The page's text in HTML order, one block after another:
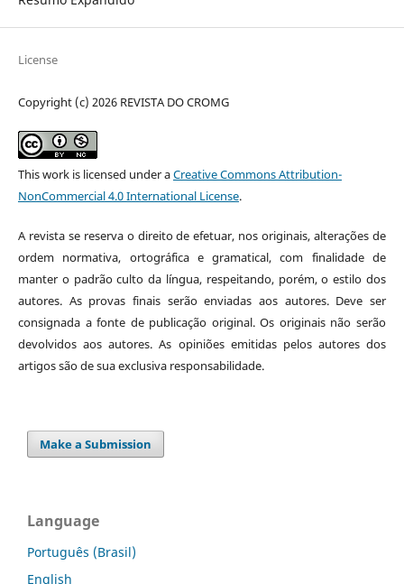
License
Copyright (c) 2026 REVISTA DO CROMG
This work is licensed under aCreative Commons Attribution-
NonCommercial 4.0 International License.
A revista se reserva o direito de efetuar, nos originais, alterações de
ordem normativa, ortográfica e gramatical, com finalidade de
manter o padrão culto da língua, respeitando, porém, o estilo dos
autores. As provas finais serão enviadas aos autores. Deve ser
consignada a fonte de publicação original. Os originais não serão
devolvidos aos autores. As opiniões emitidas pelos autores dos
artigos são de sua exclusiva responsabilidade.
Make a Submission
Language
Português (Brasil)
English